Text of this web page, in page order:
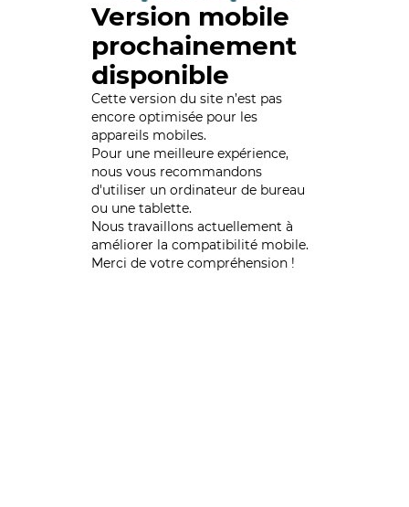
Version mobile
prochainement
disponible
Cette version du site n’est pas
encore optimisée pour les
appareils mobiles.
Pour une meilleure expérience,
nous vous recommandons
d'utiliser un ordinateur de bureau
ou une tablette.
Nous travaillons actuellement à
améliorer la compatibilité mobile.
Merci de votre compréhension !